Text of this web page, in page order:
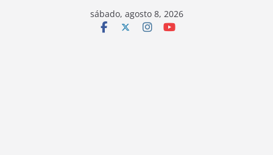
sábado, agosto 8, 2026